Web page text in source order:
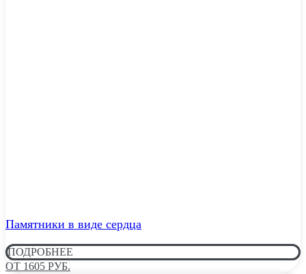
Памятники в виде сердца
ПОДРОБНЕЕ
ОТ 1605 РУБ.